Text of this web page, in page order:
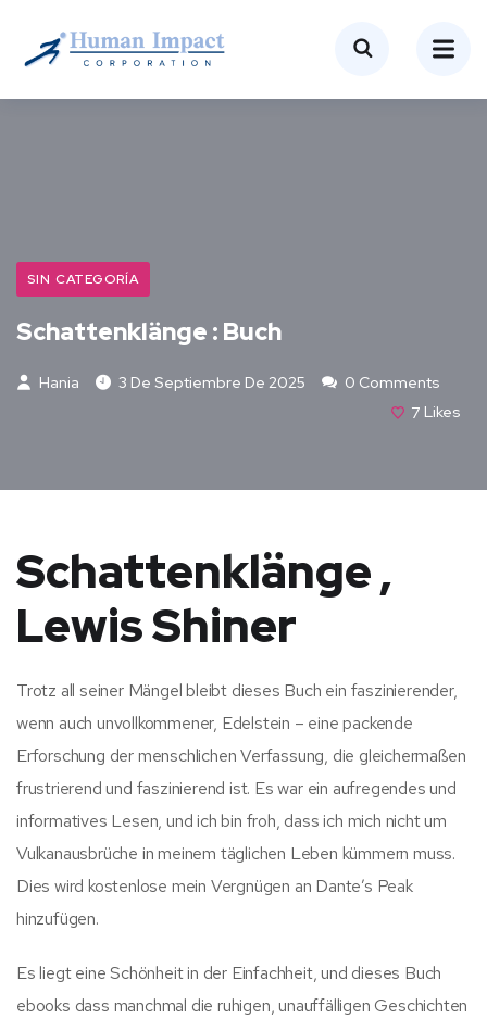
SIN CATEGORÍA
Schattenklänge : Buch
Hania 3 De Septiembre De 2025
0 Comments
7 Likes
Schattenklänge ,
Lewis Shiner
Trotz all seiner Mängel bleibt dieses Buch ein faszinierender,
wenn auch unvollkommener, Edelstein – eine packende
Erforschung der menschlichen Verfassung, die gleichermaßen
frustrierend und faszinierend ist. Es war ein aufregendes und
informatives Lesen, und ich bin froh, dass ich mich nicht um
Vulkanausbrüche in meinem täglichen Leben kümmern muss.
Dies wird kostenlose mein Vergnügen an Dante’s Peak
hinzufügen.
Es liegt eine Schönheit in der Einfachheit, und dieses Buch
ebooks dass manchmal die ruhigen, unauffälligen Geschichten